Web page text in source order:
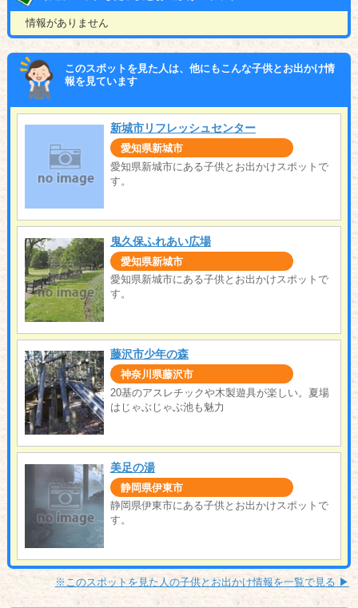
情報がありません
このスポットを見た人は、他にもこんな子供とお出かけ情
報を見ています
新城市リフレッシュセンター
愛知県新城市
愛知県新城市にある子供とお出かけスポットで
す。
鬼久保ふれあい広場
愛知県新城市
愛知県新城市にある子供とお出かけスポットで
す。
藤沢市少年の森
神奈川県藤沢市
20基のアスレチックや木製遊具が楽しい。夏場
はじゃぶじゃぶ池も魅力
美足の湯
静岡県伊東市
静岡県伊東市にある子供とお出かけスポットで
す。
※このスポットを見た人の子供とお出かけ情報を一覧で見る ▶︎